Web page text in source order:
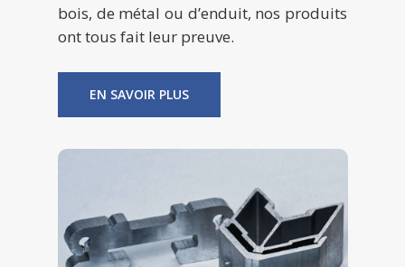
bois, de métal ou d’enduit, nos produits
ont tous fait leur preuve.
EN SAVOIR PLUS
A PROPOS
PRODUITS
Papiers abrasifs
Accessoires
COMMUNICATION
FINANCIÈRE